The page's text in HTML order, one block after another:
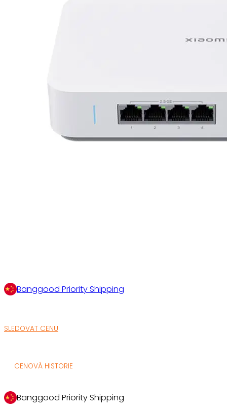
Banggood Priority Shipping
SLEDOVAT CENU
CENOVÁ HISTORIE
Banggood Priority Shipping